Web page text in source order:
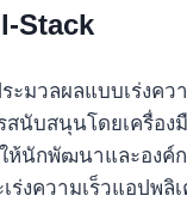
Stack
ะมวลผลแบบเร่งคว
สนับสนุนโดยเครื่อ
ห้นักพัฒนาและองค์ก
ร่งความเร็วแอปพลิ